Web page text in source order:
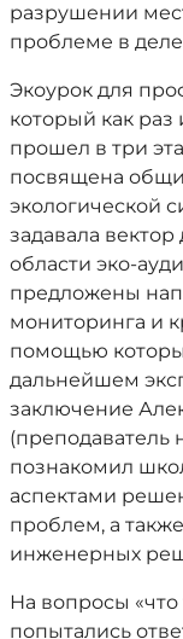
разрушении
проблеме в
Экоурок для
который как раз
прошел в три
посвящена
экологической
задавала
области эко-
предложены
мониторинга и
помощью
дальнейшем
заключение
(преподаватель
познакомил
аспектами
проблем, а
инженерных
На вопросы «что
попытались